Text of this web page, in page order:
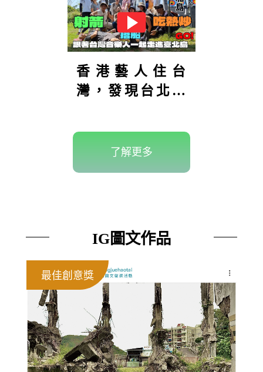
香港藝人住台
灣，發現台北有
島」？！島上還
可以射箭！到底
了解更多
IG圖文作品
最佳創意獎